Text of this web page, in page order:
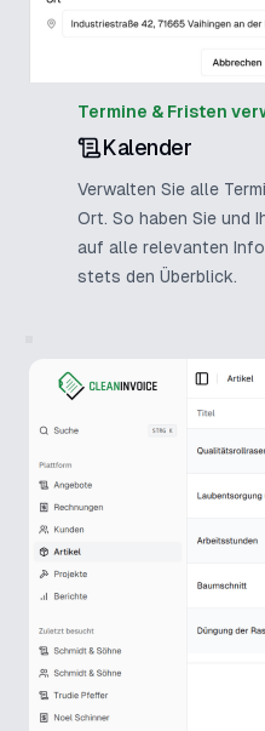
Termine & Fristen
Kalender
Verwalten Sie alle
Ort. So haben Sie und
auf alle relevanten
stets den Überblick.